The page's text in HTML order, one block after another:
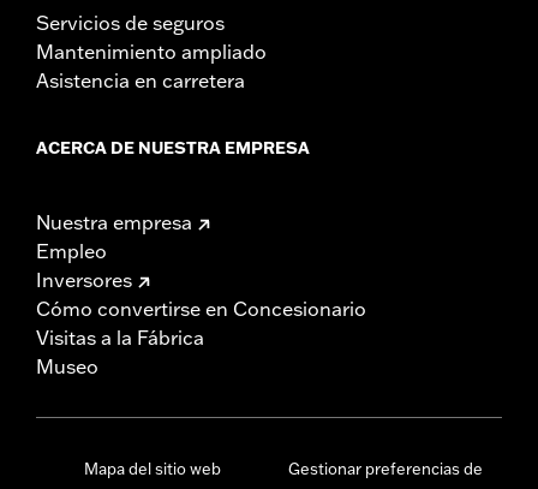
Servicios de seguros
Mantenimiento ampliado
Asistencia en carretera
ACERCA DE NUESTRA EMPRESA
Nuestra empresa
Empleo
Inversores
Cómo convertirse en Concesionario
Visitas a la Fábrica
Museo
Mapa del sitio web
Gestionar preferencias de